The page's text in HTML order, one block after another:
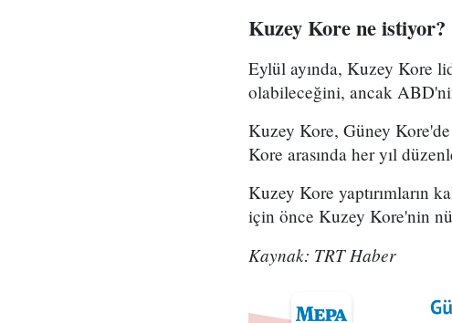
Kuzey Kore ne istiyor?
Eylül ayında, Kuzey Kore
olabileceğini, ancak
Kuzey Kore, Güney
Kore arasında her yıl
Kuzey Kore yaptırımların
için önce Kuzey Kore'nin
Kaynak: TRT Haber